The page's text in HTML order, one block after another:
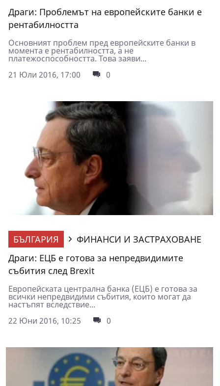
Драги: Проблемът на европейските банки е
рентабилността
Основният проблем пред европейските банки в
момента е рентабилността, а не
платежоспособността. Това заяви...
21 Юли 2016, 17:00
0
БЪЛГАРИЯ
ФИНАНСИ И ЗАСТРАХОВАНЕ
Драги: ЕЦБ е готова за непредвидимите
събития след Brexit
Европейската централна банка (ЕЦБ) е готова за
всички непредвидими събития, които могат да
настъпят вследствие...
22 Юни 2016, 10:25
0